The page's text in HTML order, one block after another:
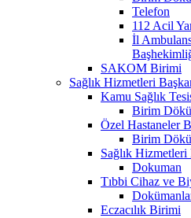
Telefon
112 Acil
İl
SAKOM Birimi
Sağlık Hizmetleri
Kamu Sağlık
Birim
Özel Hastaneler
Birim
Sağlık
Dokuman
Tıbbi Cihaz ve
Eczacılık Birimi